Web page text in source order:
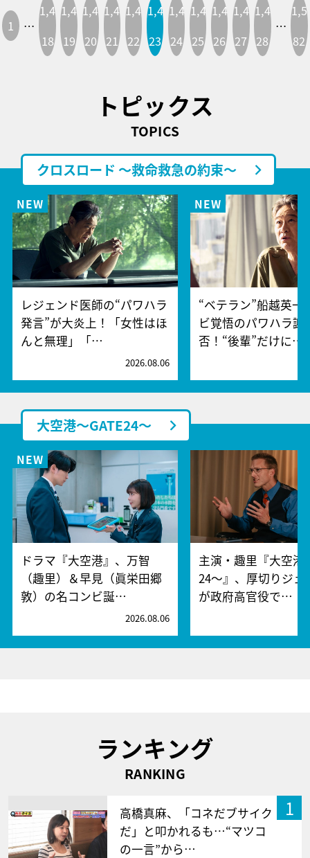
1 …
1,4
18
1,4
19
1,4
20
1,4
21
1,4
22
1,4
23
1,4
24
1,4
25
1,4
26
1,4
27
1,4
28
…
1,5
82
トピックス
TOPICS
クロスロード ～救命救急の約束～
レジェンド医師の“パワハラ
発言”が大炎上！「女性はほ
んと無理」「…
2026.08.06
“ベテラン”船越英一
ビ覚悟のパワハラ謝
否！“後輩”だけに…
大空港～GATE24～
ドラマ『大空港』、万智
（趣里）＆早見（眞栄田郷
敦）の名コンビ誕…
2026.08.06
主演・趣里『大空港
24～』、厚切りジェ
が政府高官役で…
ランキング
RANKING
1
高橋真麻、「コネだブサイク
だ」と叩かれるも…“マツコ
の一言”から…